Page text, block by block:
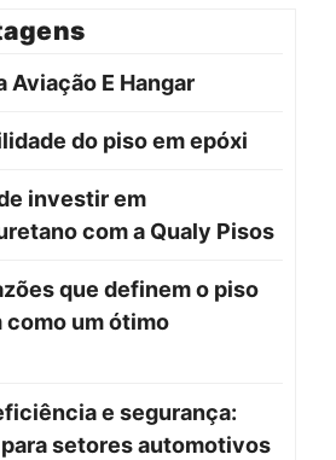
Aviação E Hangar
do piso em epóxi
investir em
com a Qualy Pisos
que definem o piso
como um ótimo
e segurança:
setores automotivos